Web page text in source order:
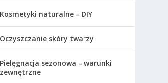
Kosmetyki naturalne – DIY
Oczyszczanie skóry twarzy
Pielęgnacja sezonowa – warunki
zewnętrzne